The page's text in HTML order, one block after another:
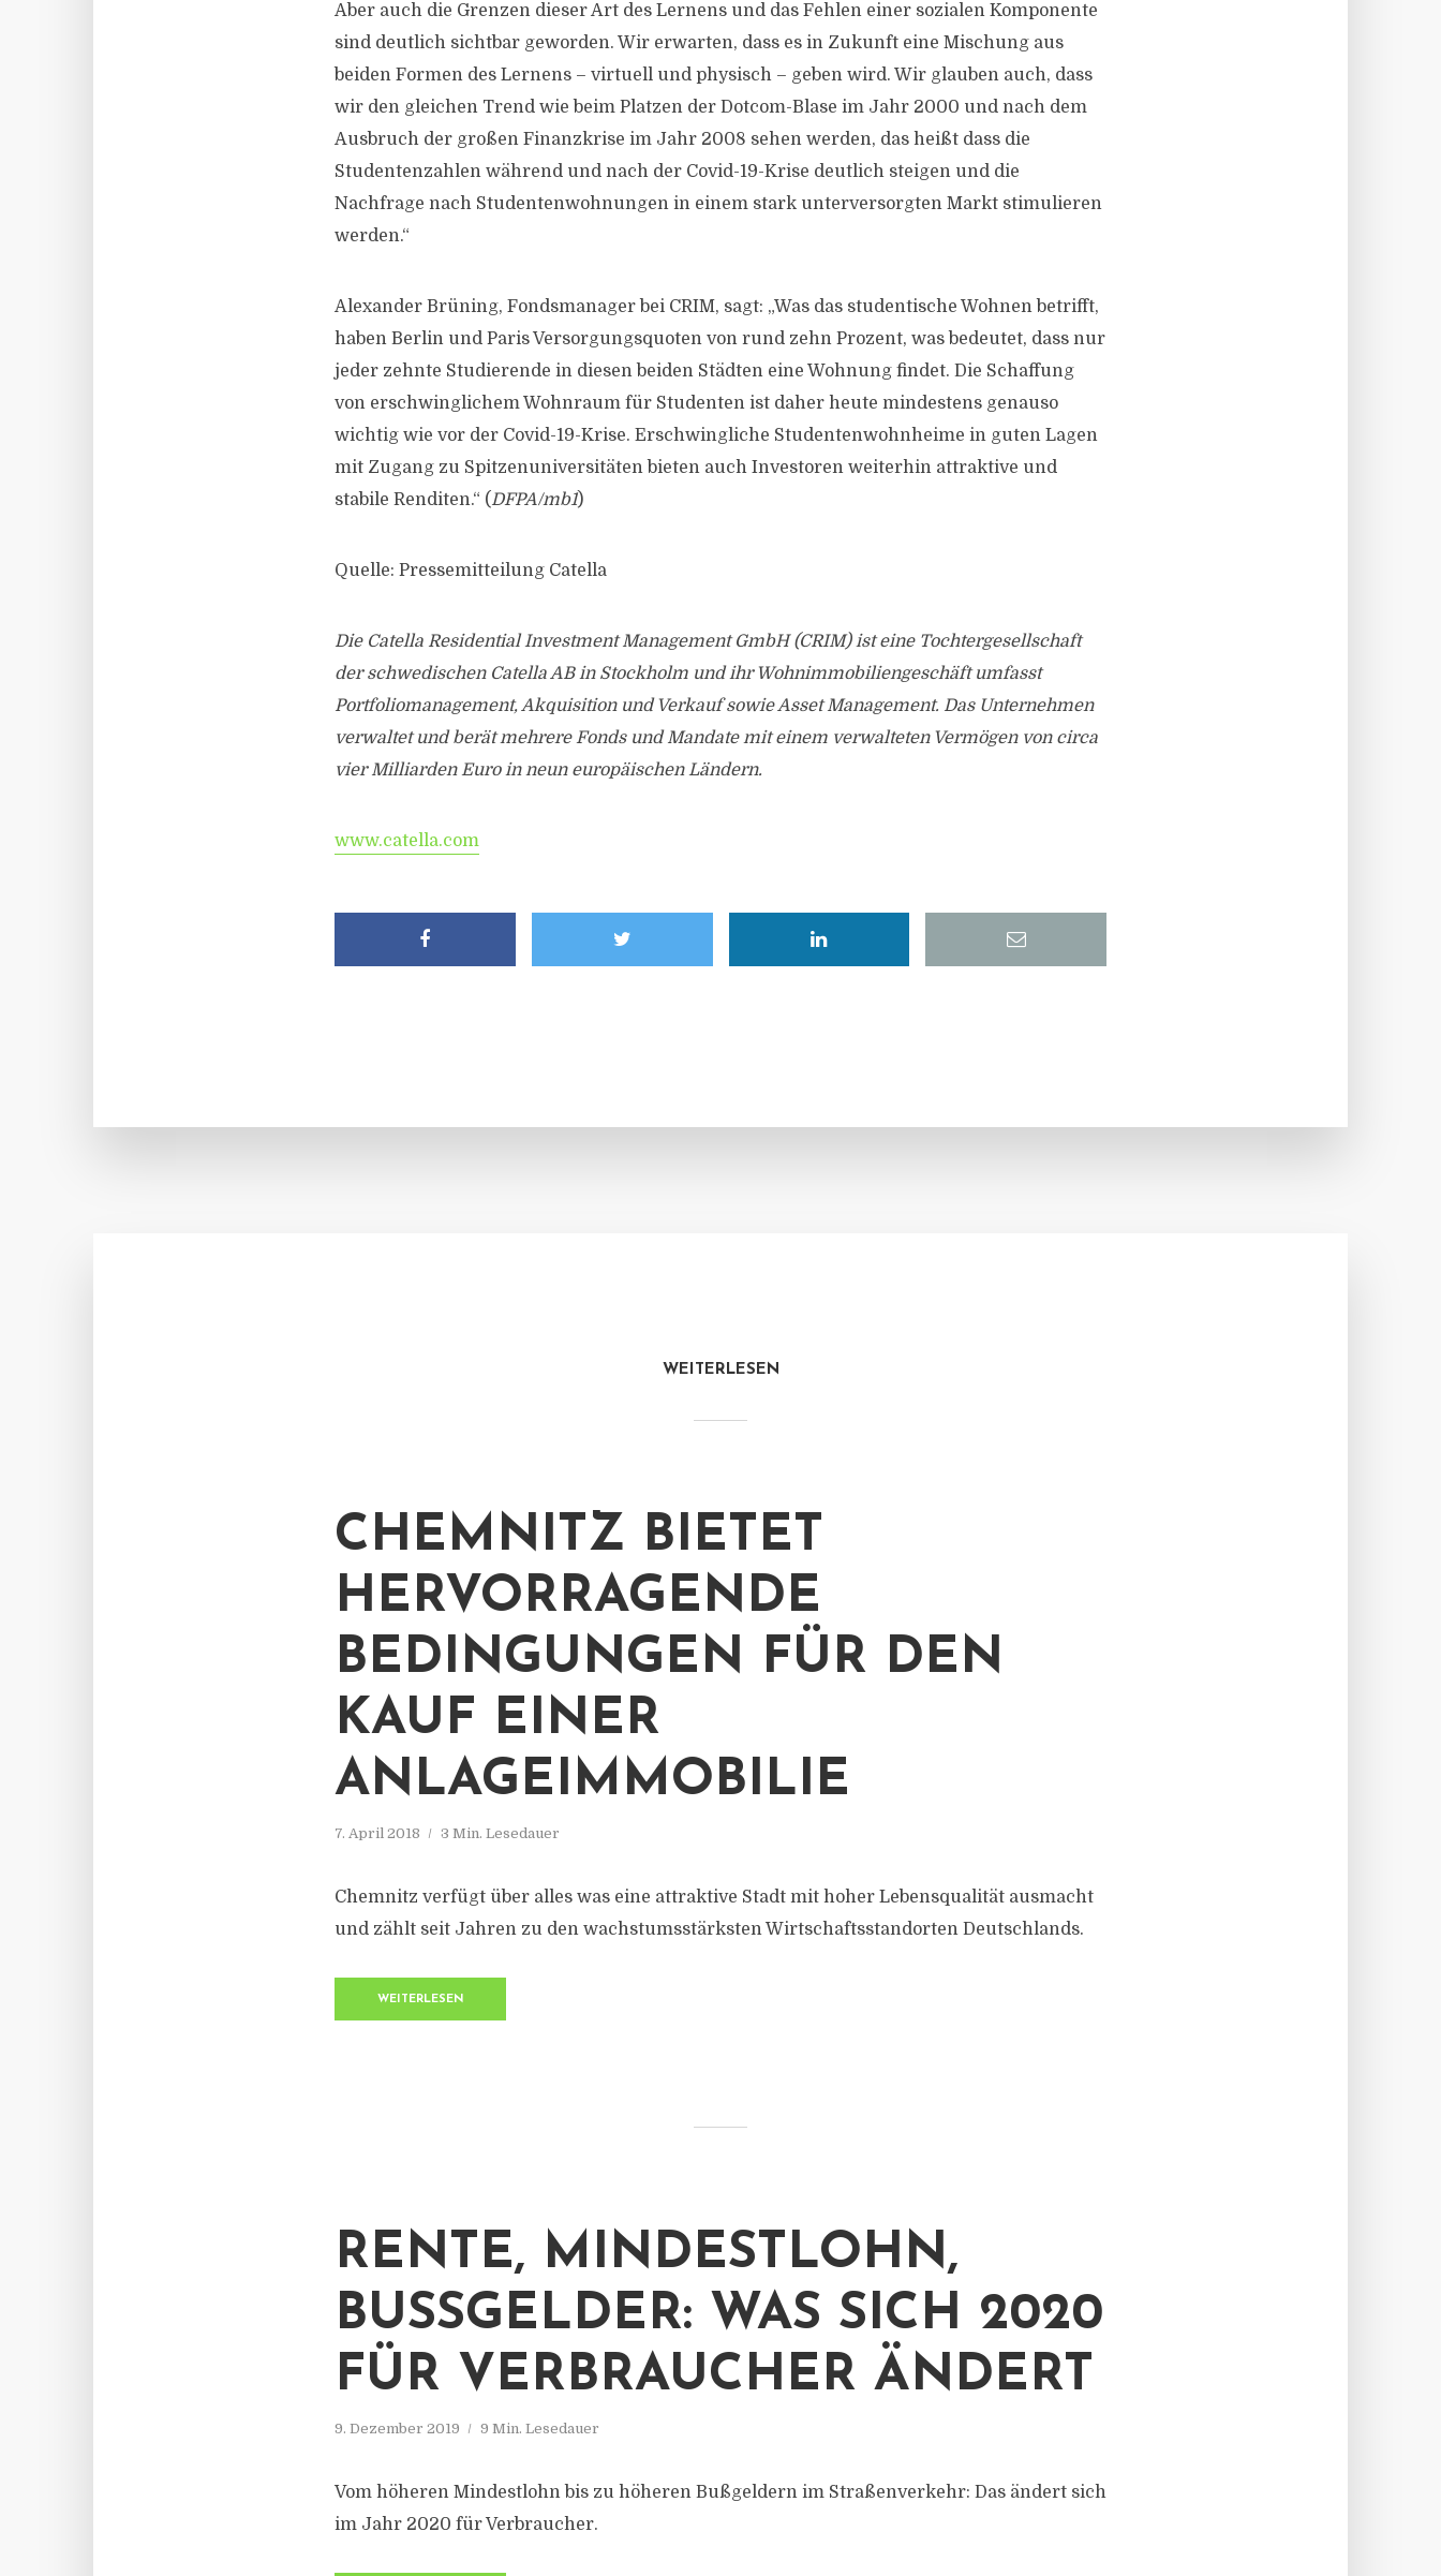
Aber auch die Grenzen dieser Art des Lernens und das Fehlen einer sozialen Komponente
sind deutlich sichtbar geworden. Wir erwarten, dass es in Zukunft eine Mischung aus
beiden Formen des Lernens – virtuell und physisch – geben wird. Wir glauben auch, dass
wir den gleichen Trend wie beim Platzen der Dotcom-Blase im Jahr 2000 und nach dem
Ausbruch der großen Finanzkrise im Jahr 2008 sehen werden, das heißt dass die
Studentenzahlen während und nach der Covid-19-Krise deutlich steigen und die
Nachfrage nach Studentenwohnungen in einem stark unterversorgten Markt stimulieren
werden.“
Alexander Brüning, Fondsmanager bei CRIM, sagt: „Was das studentische Wohnen betrifft,
haben Berlin und Paris Versorgungsquoten von rund zehn Prozent, was bedeutet, dass nur
jeder zehnte Studierende in diesen beiden Städten eine Wohnung findet. Die Schaffung
von erschwinglichem Wohnraum für Studenten ist daher heute mindestens genauso
wichtig wie vor der Covid-19-Krise. Erschwingliche Studentenwohnheime in guten Lagen
mit Zugang zu Spitzenuniversitäten bieten auch Investoren weiterhin attraktive und
stabile Renditen.“ (DFPA/mb1)
Quelle: Pressemitteilung Catella
Die Catella Residential Investment Management GmbH (CRIM) ist eine Tochtergesellschaft
der schwedischen Catella AB in Stockholm und ihr Wohnimmobiliengeschäft umfasst
Portfoliomanagement, Akquisition und Verkauf sowie Asset Management. Das Unternehmen
verwaltet und berät mehrere Fonds und Mandate mit einem verwalteten Vermögen von circa
vier Milliarden Euro in neun europäischen Ländern.
www.catella.com
WEITERLESEN
CHEMNITZ BIETET
HERVORRAGENDE
BEDINGUNGEN FÜR DEN
KAUF EINER
ANLAGEIMMOBILIE
7. April 2018 3 Min. Lesedauer
Chemnitz verfügt über alles was eine attraktive Stadt mit hoher Lebensqualität ausmacht
und zählt seit Jahren zu den wachstumsstärksten Wirtschaftsstandorten Deutschlands.
WEITERLESEN
RENTE, MINDESTLOHN,
BUSSGELDER: WAS SICH 2020 F
ÜR VERBRAUCHER ÄNDERT
9. Dezember 2019 9 Min. Lesedauer
Vom höheren Mindestlohn bis zu höheren Bußgeldern im Straßenverkehr: Das ändert sich
im Jahr 2020 für Verbraucher.